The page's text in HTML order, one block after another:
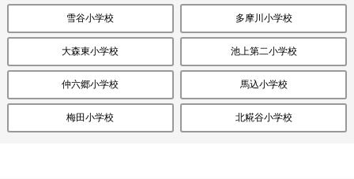
雪谷小学校 多摩川小学校
大森東小学校 池上第二小学校
仲六郷小学校 馬込小学校
梅田小学校 北糀谷小学校